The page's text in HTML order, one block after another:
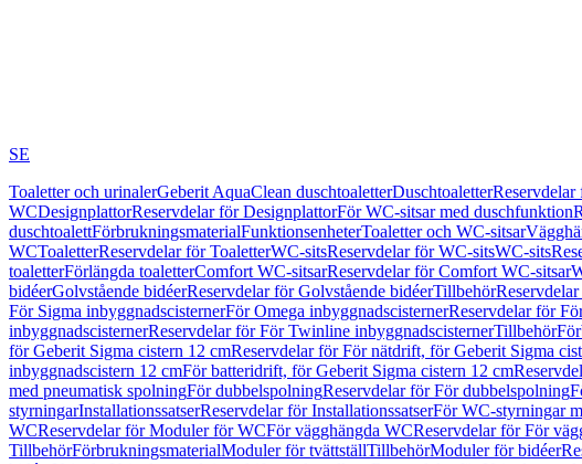
SE
Toaletter och urinalerGeberit AquaClean duschtoaletterDuschtoaletterReservdelar
WCDesignplattorReservdelar för DesignplattorFör WC-sitsar med duschfunktion
duschtoalettFörbrukningsmaterialFunktionsenheterToaletter och WC-sitsar
WCToaletterReservdelar för ToaletterWC-sitsReservdelar för WC-sitsWC-sits
toaletterFörlängda toaletterComfort WC-sitsarReservdelar för Comfort WC-sitsar
bidéerGolvstående bidéerReservdelar för Golvstående bidéerTillbehör
För Sigma inbyggnadscisternerFör Omega inbyggnadscisternerReservdelar för
inbyggnadscisternerReservdelar för För Twinline inbyggnadscisternerTillbehör
för Geberit Sigma cistern 12 cmReservdelar för För nätdrift, för Geberit Sigma
inbyggnadscistern 12 cmFör batteridrift, för Geberit Sigma cistern 12 cm
med pneumatisk spolningFör dubbelspolningReservdelar för För dubbelspolning
styrningarInstallationssatserReservdelar för InstallationssatserFör WC-styrningar
WCReservdelar för Moduler för WCFör vägghängda WCReservdelar för För
TillbehörFörbrukningsmaterialModuler för tvättställTillbehörModuler för bidéer